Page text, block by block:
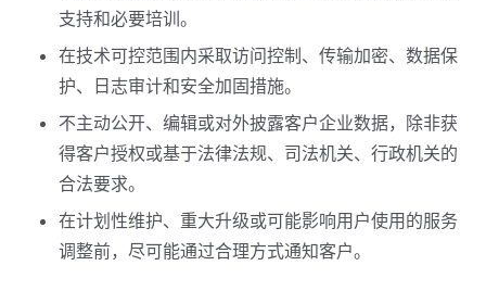
支持和必要培训。
在技术可控范围内采取访问控制、传输加密、数据保
护、日志审计和安全加固措施。
不主动公开、编辑或对外披露客户企业数据，除非获
得客户授权或基于法律法规、司法机关、行政机关的
合法要求。
在计划性维护、重大升级或可能影响用户使用的服务
调整前，尽可能通过合理方式通知客户。